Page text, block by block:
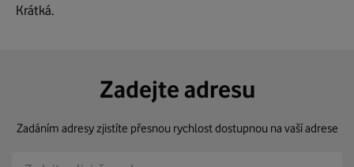
Krátká.
Zadejte adresu
Zadáním adresy zjistíte přesnou rychlost dostupnou na vaší adrese